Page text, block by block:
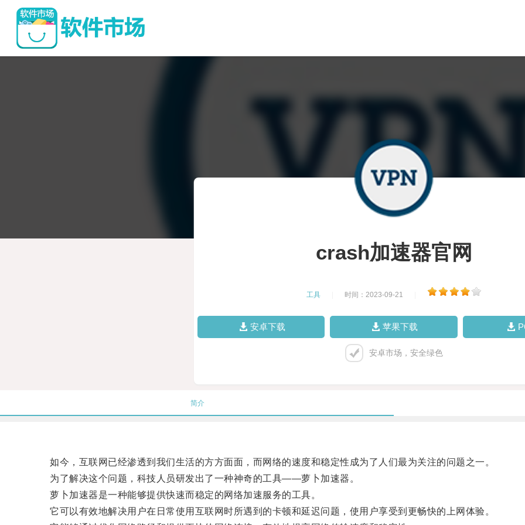
crash加速器官网
工具 时间：2023-09-21
安卓下载 苹果下载
安卓市场，安全绿色
简介
如今，互联网已经渗透到我们生活的方方面面，而网络的速度和稳定性成为了人们最为关注的问题之一。
为了解决这个问题，科技人员研发出了一种神奇的工具——萝卜加速器。
萝卜加速器是一种能够提供快速而稳定的网络加速服务的工具。
它可以有效地解决用户在日常使用互联网时所遇到的卡顿和延迟问题，使用户享受到更畅快的上网体验。